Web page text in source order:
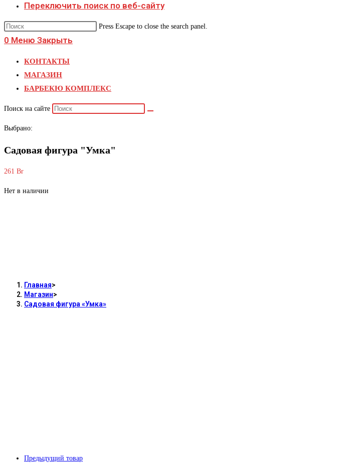
Переключить поиск по веб-сайту
Press Escape to close the search panel.
0 Меню Закрыть
КОНТАКТЫ
МАГАЗИН
БАРБЕКЮ КОМПЛЕКС
Поиск на сайте
Выбрано:
Садовая фигура "Умка"
261 Br
Нет в наличии
Главная>
Магазин>
Садовая фигура «Умка»
Предыдущий товар